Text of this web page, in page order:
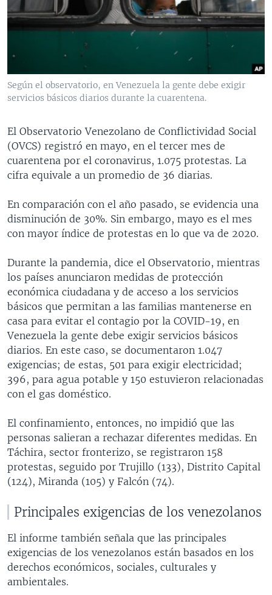
VENEZUELA
BRASIL
NICARAGUA
ECONOMÍA
ENTRETENIMIENTO Y CULTURA
TECNOLOGÍA
DEPORTES
CIENCIA Y SALUD
MULTIMEDIA
VIDEOS
FOTOGRAFÍA
AUDIOS
PROGRAMAS TV
EL MUNDO AL DÍA
FORO INTERAMERICANO
VISIÓN 360
PANORAMA
RADIO
AVANCE INFORMATIVO
AUDIONOTICIAS
ESTADOS UNIDOS AL DÍA
EL MUNDO AL DÍA [RADIO]
DEPORTIVO INTERNACIONAL
NOTA ECONÓMICA
DIRECT
DOCUMENTALES DE LA VOA
Learning English
SÍGANOS
Idiomas
Según el observatorio, en Venezuela la gente debe exigir
servicios básicos diarios durante la cuarentena.
El Observatorio Venezolano de Conflictividad Social
(OVCS) registró en mayo, en el tercer mes de
cuarentena por el coronavirus, 1.075 protestas. La
cifra equivale a un promedio de 36 diarias.
En comparación con el año pasado, se evidencia una
disminución de 30%. Sin embargo, mayo es el mes
con mayor índice de protestas en lo que va de 2020.
Durante la pandemia, dice el Observatorio, mientras
los países anunciaron medidas de protección
económica ciudadana y de acceso a los servicios
básicos que permitan a las familias mantenerse en
casa para evitar el contagio por la COVID-19, en
Venezuela la gente debe exigir servicios básicos
diarios. En este caso, se documentaron 1.047
exigencias; de estas, 501 para exigir electricidad;
396, para agua potable y 150 estuvieron relacionadas
con el gas doméstico.
El confinamiento, entonces, no impidió que las
personas salieran a rechazar diferentes medidas. En
Táchira, sector fronterizo, se registraron 158
protestas, seguido por Trujillo (133), Distrito Capital
(124), Miranda (105) y Falcón (74).
Principales exigencias de los venezolanos
El informe también señala que las principales
exigencias de los venezolanos están basados en los
derechos económicos, sociales, culturales y
ambientales.